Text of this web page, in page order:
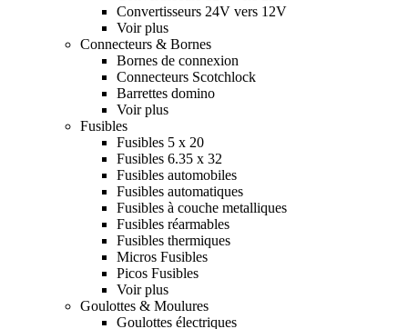
Convertisseurs 24V vers 12V
Voir plus
Connecteurs & Bornes
Bornes de connexion
Connecteurs Scotchlock
Barrettes domino
Voir plus
Fusibles
Fusibles 5 x 20
Fusibles 6.35 x 32
Fusibles automobiles
Fusibles automatiques
Fusibles à couche metalliques
Fusibles réarmables
Fusibles thermiques
Micros Fusibles
Picos Fusibles
Voir plus
Goulottes & Moulures
Goulottes électriques